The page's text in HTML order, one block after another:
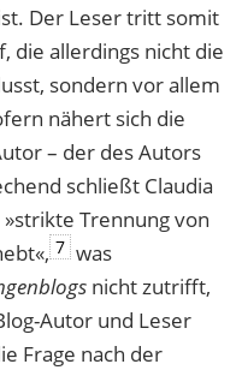
Der Leser tritt somit
die allerdings nicht die
sondern vor allem
nähert sich die
– der des Autors
schließt Claudia
Trennung von
7 was
nicht zutrifft,
Autor und Leser
Frage nach der